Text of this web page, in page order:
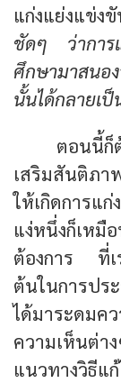
แก่งแย่งแข่ง
ชัดๆ ว่าการ
ศึกษามาสนอ
นั้นได้กลายเ
ตอนนี้ก็
เสริมสันติภ
ให้เกิดการแ
แง่หนึ่งก็เหมื
ต้องการ ที่เร
ต้นในการปร
ได้มาระดมค
ความเห็นต่
แนวทางวิธี